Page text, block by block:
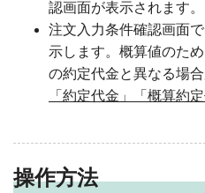
認画面が表示されます。
注文入力条件確認画面
示します。概算値のた
の約定代金と異なる場合
「約定代金」「概算約
操作方法